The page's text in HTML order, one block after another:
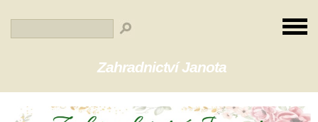
Zahradnictví Janota